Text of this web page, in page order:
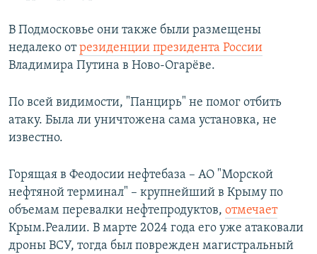
В Подмосковье они также были размещены
недалеко отрезиденции президента России
Владимира Путина в Ново-Огарёве.
По всей видимости, "Панцирь" не помог отбить
атаку. Была ли уничтожена сама установка, не
известно.
Горящая в Феодосии нефтебаза – АО "Морской
нефтяной терминал" – крупнейший в Крыму по
объемам перевалки нефтепродуктов, отмечает
Крым.Реалии. В марте 2024 года его уже атаковали
дроны ВСУ, тогда был поврежден магистральный